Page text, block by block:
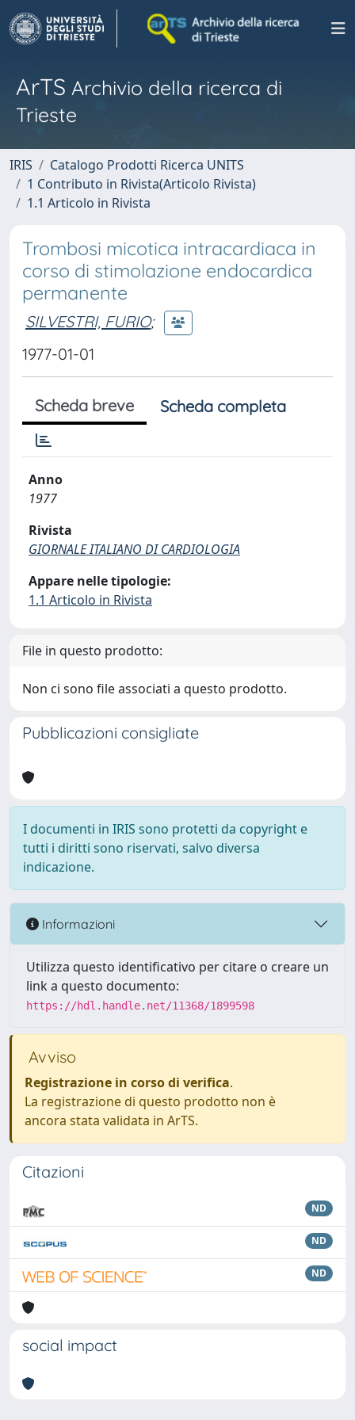
ArTS Archivio della ricerca di
Trieste
IRIS
Catalogo Prodotti Ricerca UNITS
1 Contributo in Rivista(Articolo Rivista)
1.1 Articolo in Rivista
Trombosi micotica intracardiaca in
corso di stimolazione endocardica
permanente
SILVESTRI, FURIO;
1977-01-01
Scheda breve Scheda completa
Anno
1977
Rivista
GIORNALE ITALIANO DI CARDIOLOGIA
Appare nelle tipologie:
1.1 Articolo in Rivista
File in questo prodotto:
Non ci sono file associati a questo prodotto.
Pubblicazioni consigliate
I documenti in IRIS sono protetti da copyright e
tutti i diritti sono riservati, salvo diversa
indicazione.
Informazioni
Utilizza questo identificativo per citare o creare un
link a questo documento:
https://hdl.handle.net/11368/1899598
Avviso
Registrazione in corso di verifica.
La registrazione di questo prodotto non è
ancora stata validata in ArTS.
Citazioni
ND
ND
ND
social impact